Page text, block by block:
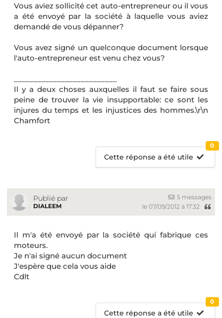
Vous aviez sollicité cet auto-entrepreneur ou il vous
a été envoyé par la société à laquelle vous aviez
demandé de vous dépanner?
Vous avez signé un quelconque document lorsque
l'auto-entrepreneur est venu chez vous?
Il y a deux choses auxquelles il faut se faire sous
peine de trouver la vie insupportable: ce sont les
injures du temps et les injustices des hommes.\r\n
Chamfort
Cette réponse a été utile
0
Publié par
DIALEEM
5 messages
le 07/09/2012 à 17:32
Il m'a été envoyé par la société qui fabrique ces
moteurs.
Je n'ai signé aucun document
J'espère que cela vous aide
Cdlt
Cette réponse a été utile
0